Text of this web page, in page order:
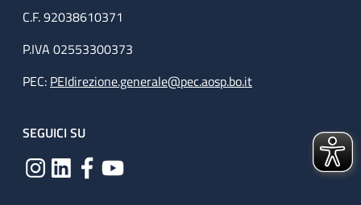
C.F. 92038610371
P.IVA 02553300373
PEC: PEIdirezione.generale@pec.aosp.bo.it
SEGUICI SU